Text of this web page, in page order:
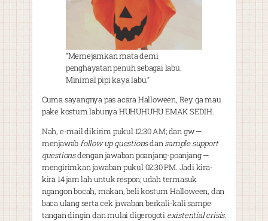
“Memejamkan mata demi
penghayatan penuh sebagai labu.
Minimal pipi kaya labu.”
Cuma sayangnya pas acara Halloween, Rey ga mau
pake kostum labunya HUHUHUHU EMAK SEDIH.
Nah, e-mail dikirim pukul 12:30 AM; dan gw —
menjawabfollow up questionsdansample support
questionsdengan jawaban poanjang-poanjang —
mengirimkan jawaban pukul 02:30 PM. Jadi kira-
kira 14 jam lah untuk respon; udah termasuk
ngangon bocah, makan, beli kostum Halloween, dan
baca ulang serta cek jawaban berkali-kali sampe
tangan dingin dan mulai digerogoti existential crisis.